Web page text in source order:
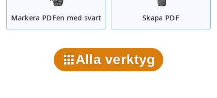
Markera PDFen med svart Skapa PDF
Alla verktyg